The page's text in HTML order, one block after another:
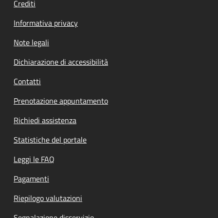
Crediti
Informativa privacy
Note legali
Dichiarazione di accessibilità
Contatti
Prenotazione appuntamento
Richiedi assistenza
Statistiche del portale
Leggi le FAQ
Pagamenti
Riepilogo valutazioni